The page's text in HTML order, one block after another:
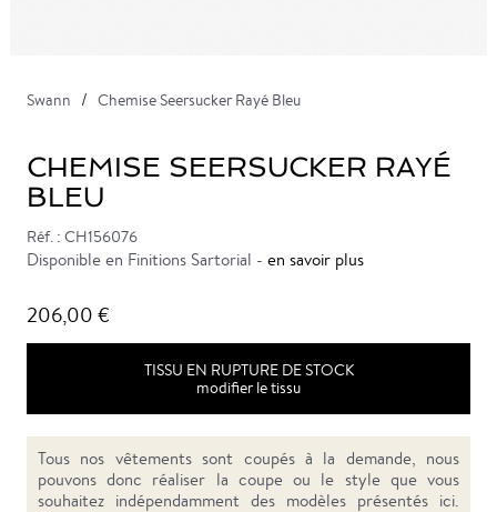
Swann Chemise Seersucker Rayé Bleu
CHEMISE SEERSUCKER RAYÉ
BLEU
Réf. : CH156076
Disponible en Finitions Sartorial - en savoir plus
206,00 €
TISSU EN RUPTURE DE STOCK
modifier le tissu
Tous nos vêtements sont coupés à la demande, nous
pouvons donc réaliser la coupe ou le style que vous
souhaitez indépendamment des modèles présentés ici.